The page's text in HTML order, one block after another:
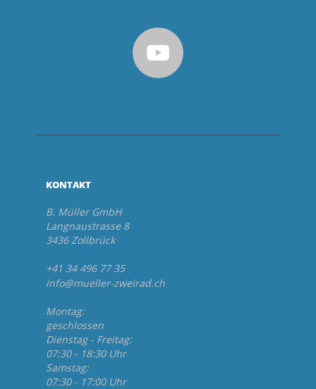
KONTAKT
B. Müller GmbH
Langnaustrasse 8
3436 Zollbrück
+41 34 496 77 35
info@mueller-zweirad.ch
Montag:
geschlossen
Dienstag - Freitag:
07:30 - 18:30 Uhr
Samstag:
07:30 - 17:00 Uhr